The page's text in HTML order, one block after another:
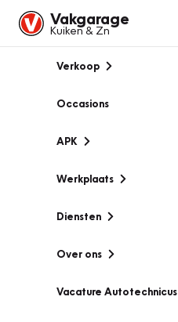
Vakgarage
Kuiken & Zn
Verkoop
Occasions
APK
Werkplaats
Diensten
Over ons
Vacature Autotechnicus